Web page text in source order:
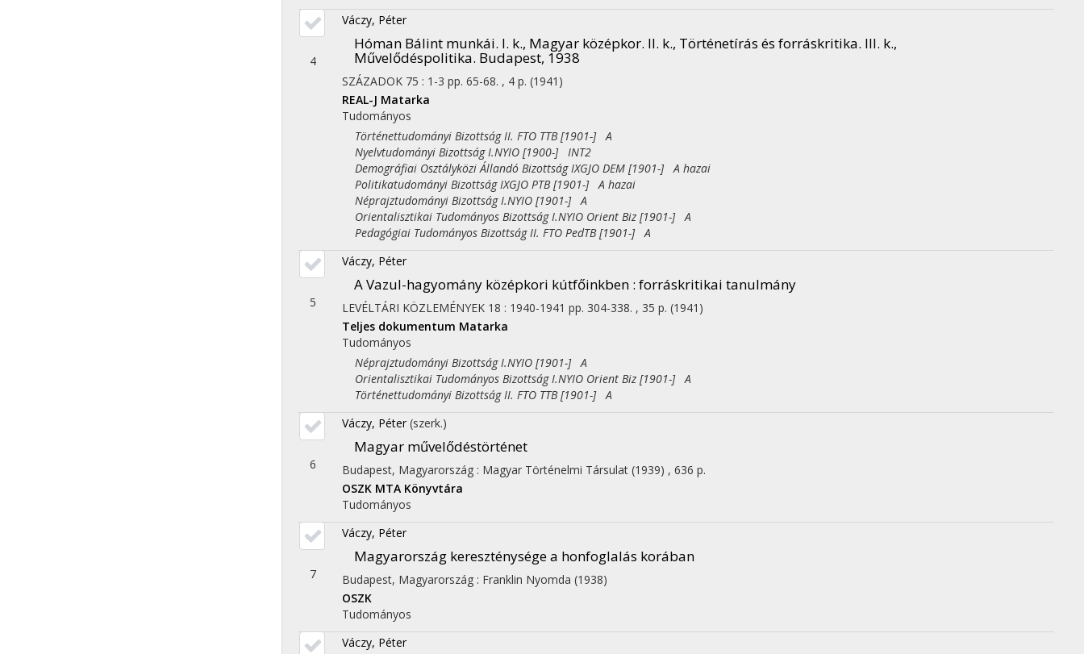
4
Váczy, Péter
Hóman Bálint munkái. I. k., Magyar középkor. II. k., Történetírás és forráskritika. III. k.,
Művelődéspolitika. Budapest, 1938
SZÁZADOK 75 : 1-3 pp. 65-68. , 4 p. (1941)
REAL-J Matarka
Tudományos
Történettudományi Bizottság II. FTO TTB [1901-] A
Nyelvtudományi Bizottság I.NYIO [1900-] INT2
Demográfiai Osztályközi Állandó Bizottság IXGJO DEM [1901-] A hazai
Politikatudományi Bizottság IXGJO PTB [1901-] A hazai
Néprajztudományi Bizottság I.NYIO [1901-] A
Orientalisztikai Tudományos Bizottság I.NYIO Orient Biz [1901-] A
Pedagógiai Tudományos Bizottság II. FTO PedTB [1901-] A
5
Váczy, Péter
A Vazul-hagyomány középkori kútfőinkben : forráskritikai tanulmány
LEVÉLTÁRI KÖZLEMÉNYEK 18 : 1940-1941 pp. 304-338. , 35 p. (1941)
Teljes dokumentum Matarka
Tudományos
Néprajztudományi Bizottság I.NYIO [1901-] A
Orientalisztikai Tudományos Bizottság I.NYIO Orient Biz [1901-] A
Történettudományi Bizottság II. FTO TTB [1901-] A
6
Váczy, Péter (szerk.)
Magyar művelődéstörténet
Budapest, Magyarország : Magyar Történelmi Társulat (1939) , 636 p.
OSZK MTA Könyvtára
Tudományos
7
Váczy, Péter
Magyarország kereszténysége a honfoglalás korában
Budapest, Magyarország : Franklin Nyomda (1938)
OSZK
Tudományos
Váczy, Péter